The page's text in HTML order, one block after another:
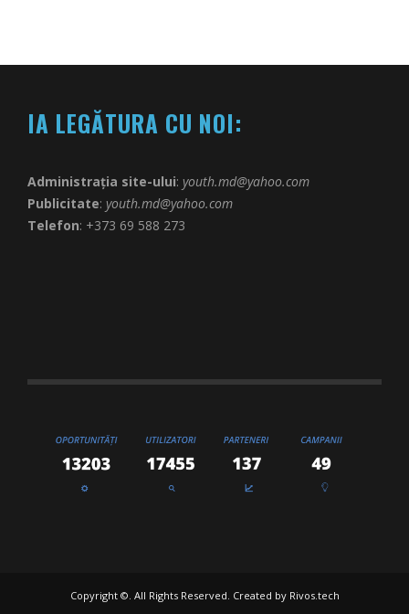
IA LEGĂTURA CU NOI:
Administrația site-ului: youth.md@yahoo.com
Publicitate: youth.md@yahoo.com
Telefon: +373 69 588 273
Copyright ©. All Rights Reserved. Created by Rivos.tech